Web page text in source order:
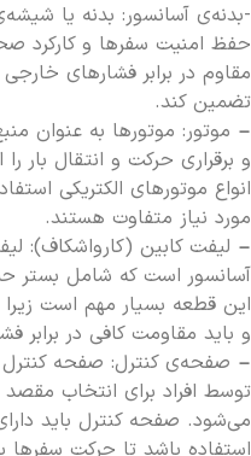
-بدنه‌ی آسانسور: بدنه یا
حفظ امنیت سفرها و کارکرد
مقاوم در برابر فشارهای
تضمین کند.
– موتور: موتورها به عنوان
و برقراری حرکت و انتقال بار
انواع موتورهای الکتریکی
مورد نیاز متفاوت هستند.
– لیفت کابین (کارواشکاف):
آسانسور است که شامل بستر
این قطعه بسیار مهم است
و باید مقاومت کافی در برابر
– صفحه‌ی کنترل: صفحه
توسط افراد برای انتخاب
می‌شود. صفحه کنترل باید